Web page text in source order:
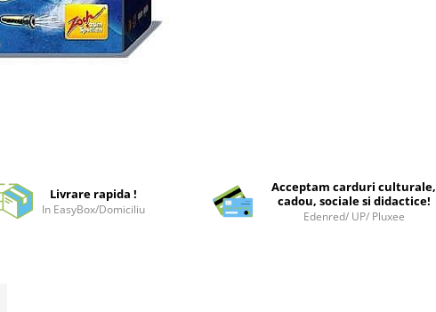
Livrare rapida !
In EasyBox/Domiciliu
Acceptam carduri culturale,
cadou, sociale si didactice!
Edenred/ UP/ Pluxee